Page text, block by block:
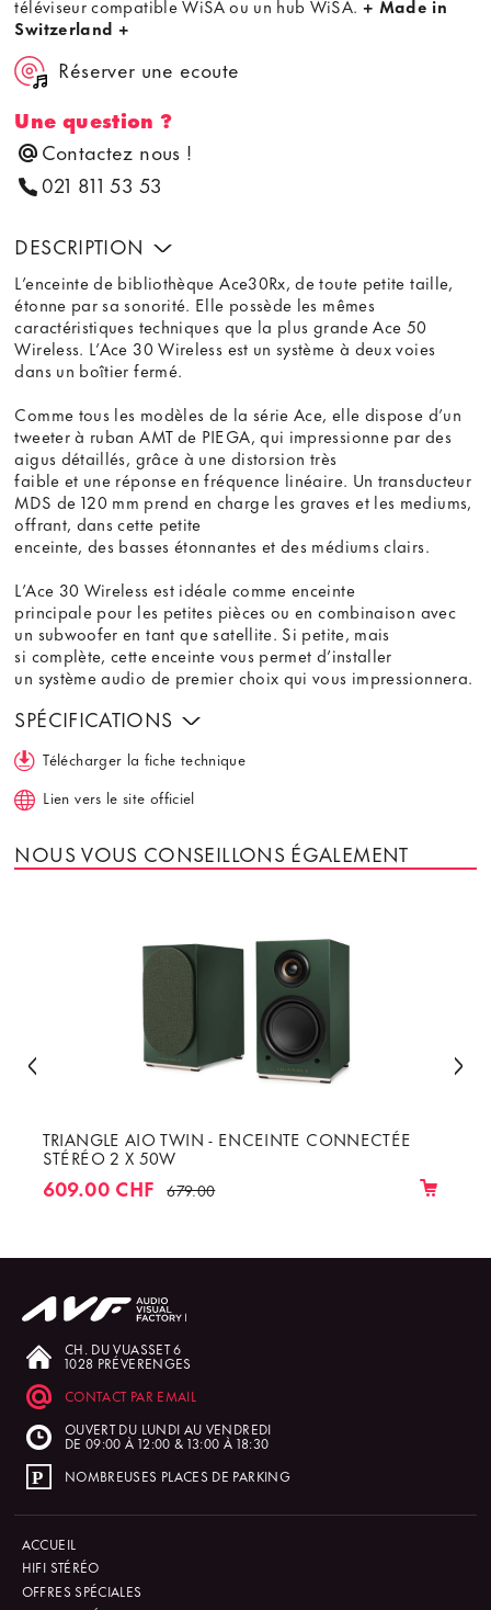
téléviseur compatible WiSA ou un hub WiSA. + Made in
Switzerland +
Réserver une ecoute
Une question ?
Contactez nous !
021 811 53 53
DESCRIPTION
L’enceinte de bibliothèque Ace30Rx, de toute petite taille,
étonne par sa sonorité. Elle possède les mêmes
caractéristiques techniques que la plus grande Ace 50
Wireless. L’Ace 30 Wireless est un système à deux voies
dans un boîtier fermé.
Comme tous les modèles de la série Ace, elle dispose d’un
tweeter à ruban AMT de PIEGA, qui impressionne par des
aigus détaillés, grâce à une distorsion très
faible et une réponse en fréquence linéaire. Un transducteur
MDS de 120 mm prend en charge les graves et les mediums,
offrant, dans cette petite
enceinte, des basses étonnantes et des médiums clairs.
L’Ace 30 Wireless est idéale comme enceinte
principale pour les petites pièces ou en combinaison avec
un subwoofer en tant que satellite. Si petite, mais
si complète, cette enceinte vous permet d’installer
un système audio de premier choix qui vous impressionnera.
SPÉCIFICATIONS
Télécharger la fiche technique
Lien vers le site officiel
NOUS VOUS CONSEILLONS ÉGALEMENT
TRIANGLE AIO TWIN - ENCEINTE CONNECTÉE
STÉRÉO 2 X 50W
609.00 CHF 679.00
CH. DU VUASSET 6
1028 PRÉVERENGES
CONTACT PAR EMAIL
OUVERT DU LUNDI AU VENDREDI
DE 09:00 À 12:00 & 13:00 À 18:30
NOMBREUSES PLACES DE PARKING
ACCUEIL
HIFI STÉRÉO
OFFRES SPÉCIALES